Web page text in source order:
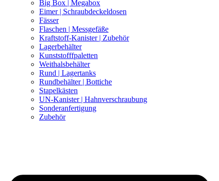
Big Box | Megabox
Eimer | Schraubdeckeldosen
Fässer
Flaschen | Messgefäße
Kraftstoff-Kanister | Zubehör
Lagerbehälter
Kunststofffpaletten
Weithalsbehälter
Rund | Lagertanks
Rundbehälter | Bottiche
Stapelkästen
UN-Kanister | Hahnverschraubung
Sonderanfertigung
Zubehör